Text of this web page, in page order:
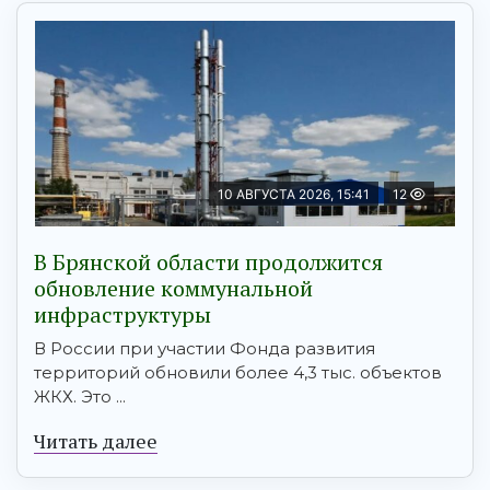
10 АВГУСТА 2026, 15:41 12
В Брянской области продолжится
обновление коммунальной
инфраструктуры
В России при участии Фонда развития
территорий обновили более 4,3 тыс. объектов
ЖКХ. Это ...
Читать далее